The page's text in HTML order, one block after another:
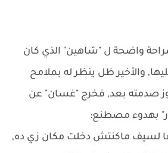
واضحة ل "شاهين" الذي كان
والأخير ظل ينظر له بملامح
صدمته بعد, فخرج "غسان" عن
بهدوء مصطنع:
لسيف ماكنتش دخلت مكان زي ده,